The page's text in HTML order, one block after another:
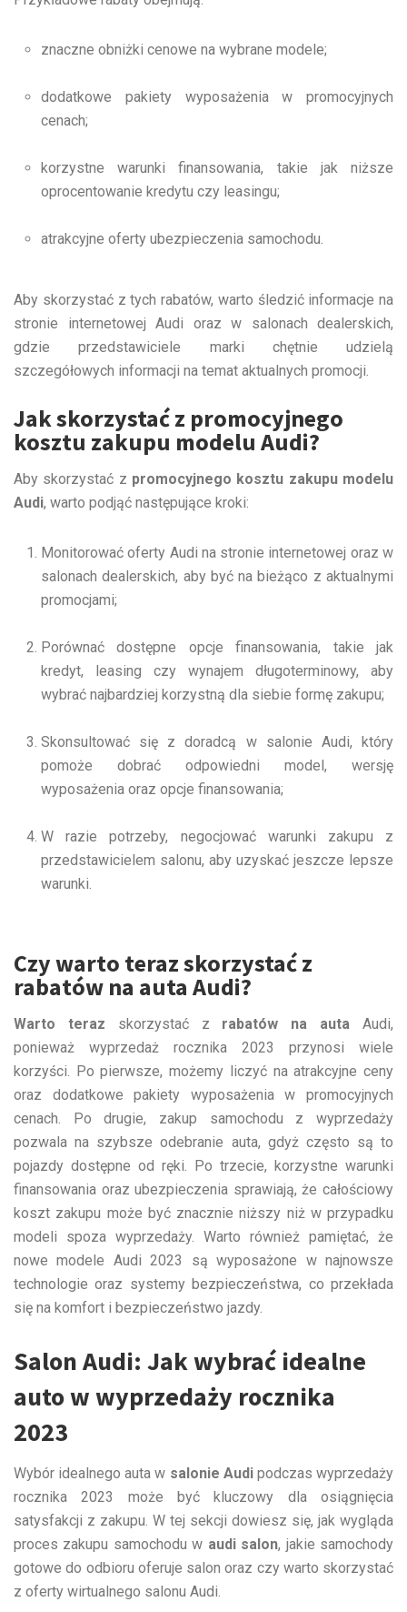
znaczne obniżki cenowe na wybrane modele;
dodatkowe pakiety wyposażenia w promocyjnych
cenach;
korzystne warunki finansowania, takie jak niższe
oprocentowanie kredytu czy leasingu;
atrakcyjne oferty ubezpieczenia samochodu.
Aby skorzystać z tych rabatów, warto śledzić informacje na
stronie internetowej Audi oraz w salonach dealerskich,
gdzie przedstawiciele marki chętnie udzielą
szczegółowych informacji na temat aktualnych promocji.
Jak skorzystać z promocyjnego
kosztu zakupu modelu Audi?
Aby skorzystać z promocyjnego kosztu zakupu modelu
Audi, warto podjąć następujące kroki:
Monitorować oferty Audi na stronie internetowej oraz w
salonach dealerskich, aby być na bieżąco z aktualnymi
promocjami;
Porównać dostępne opcje finansowania, takie jak
kredyt, leasing czy wynajem długoterminowy, aby
wybrać najbardziej korzystną dla siebie formę zakupu;
Skonsultować się z doradcą w salonie Audi, który
pomoże dobrać odpowiedni model, wersję
wyposażenia oraz opcje finansowania;
W razie potrzeby, negocjować warunki zakupu z
przedstawicielem salonu, aby uzyskać jeszcze lepsze
warunki.
Czy warto teraz skorzystać z
rabatów na auta Audi?
Warto teraz skorzystać z rabatów na auta Audi,
ponieważ wyprzedaż rocznika 2023 przynosi wiele
korzyści. Po pierwsze, możemy liczyć na atrakcyjne ceny
oraz dodatkowe pakiety wyposażenia w promocyjnych
cenach. Po drugie, zakup samochodu z wyprzedaży
pozwala na szybsze odebranie auta, gdyż często są to
pojazdy dostępne od ręki. Po trzecie, korzystne warunki
finansowania oraz ubezpieczenia sprawiają, że całościowy
koszt zakupu może być znacznie niższy niż w przypadku
modeli spoza wyprzedaży. Warto również pamiętać, że
nowe modele Audi 2023 są wyposażone w najnowsze
technologie oraz systemy bezpieczeństwa, co przekłada
się na komfort i bezpieczeństwo jazdy.
Salon Audi: Jak wybrać idealne
auto w wyprzedaży rocznika
2023
Wybór idealnego auta w salonie Audipodczas wyprzedaży
rocznika 2023 może być kluczowy dla osiągnięcia
satysfakcji z zakupu. W tej sekcji dowiesz się, jak wygląda
proces zakupu samochodu w audi salon, jakie samochody
gotowe do odbioru oferuje salon oraz czy warto skorzystać
z oferty wirtualnego salonu Audi.